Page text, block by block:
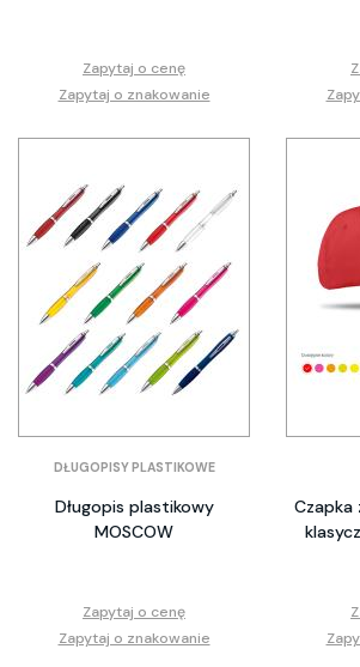
Zapytaj o cenę
Zapytaj o znakowanie
DŁUGOPISY PLASTIKOWE
Długopis plastikowy
MOSCOW
Zapytaj o cenę
Zapytaj o znakowanie
Czapka